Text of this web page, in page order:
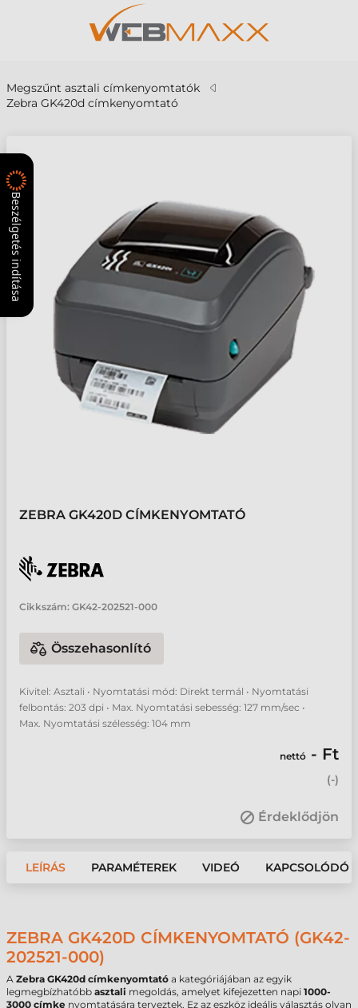
Megszűnt asztali címkenyomtatók
Zebra GK420d címkenyomtató
ZEBRA GK420D CÍMKENYOMTATÓ
Cikkszám: GK42-202521-000
Összehasonlító
Kivitel: Asztali • Nyomtatási mód: Direkt termál • Nyomtatási
felbontás: 203 dpi • Max. Nyomtatási sebesség: 127 mm/sec •
Max. Nyomtatási szélesség: 104 mm
nettó - Ft
(-)
Érdeklődjön
LEÍRÁS PARAMÉTEREK VIDEÓ KAPCSOLÓDÓ
ZEBRA GK420D CÍMKENYOMTATÓ (GK42-
202521-000)
A Zebra GK420d címkenyomtató a kategóriájában az egyik
legmegbízhatóbb asztali megoldás, amelyet kifejezetten napi 1000-
3000 címke nyomtatására terveztek. Ez az eszköz ideális választás olyan
Beszélgetés indítása